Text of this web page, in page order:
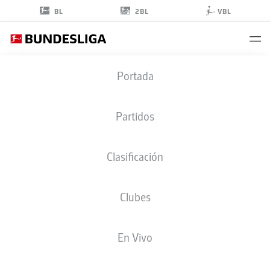
BL 2BL VBL
Portada
Partidos
Clasificación
Clubes
En Vivo